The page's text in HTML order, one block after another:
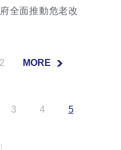
全面推動危老改
MORE
3 4 5